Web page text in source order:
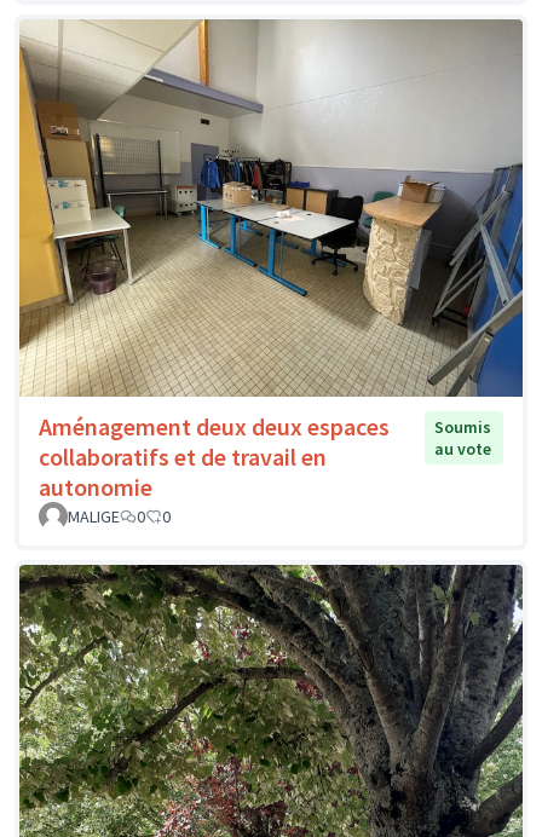
Aménagement deux deux espaces
collaboratifs et de travail en
autonomie
Soumis
au vote
MALIGE 0 0